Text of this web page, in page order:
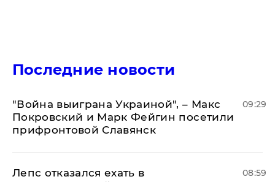
Последние новости
"Война выиграна Украиной", – Макс
Покровский и Марк Фейгин посетили
прифронтовой Славянск
09:29
Лепс отказался ехать в
08:59